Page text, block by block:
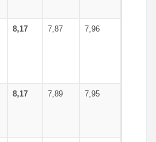
8,17 7,87 7,96
8,17 7,89 7,95